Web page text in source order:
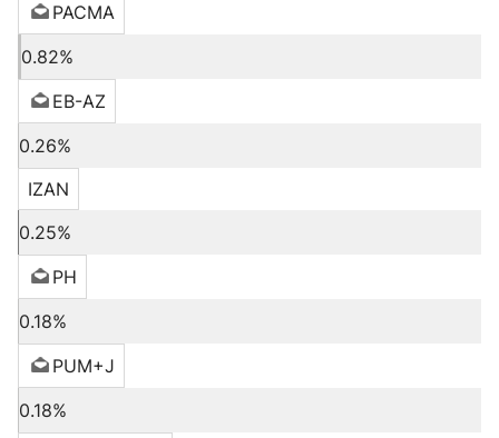
PACMA
0.82%
EB-AZ
0.26%
IZAN
0.25%
PH
0.18%
PUM+J
0.18%